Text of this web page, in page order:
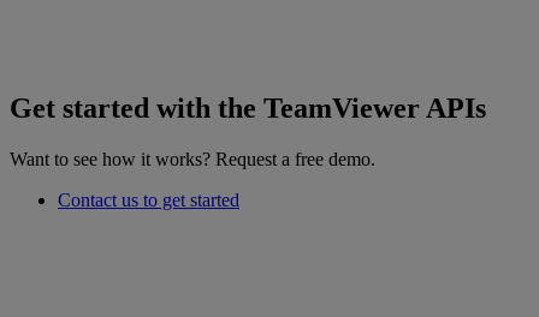
Get started with the TeamViewer APIs
Want to see how it works? Request a free demo.
Contact us to get started